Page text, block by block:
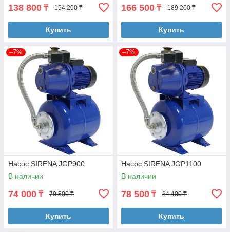
138 800 ₸ 154 200 ₸
Купить
166 500 ₸ 189 200 ₸
Купить
–7%
Насос SIRENA JGP900
В наличии
74 000 ₸ 79 500 ₸
Купить
–7%
Насос SIRENA JGP1100
В наличии
78 500 ₸ 84 400 ₸
Купить